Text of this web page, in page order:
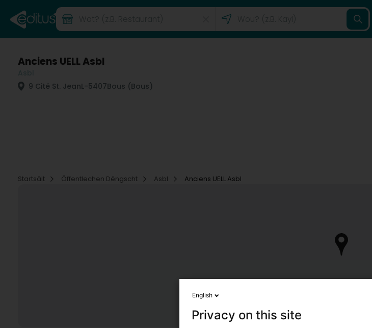
Anciens UELL Asbl
9 Cité St. JeanL-5407Bous (Bous)
Startsäit
Öffentlechen Déngscht Asbl Anciens UELL Asbl
English
Privacy on this site